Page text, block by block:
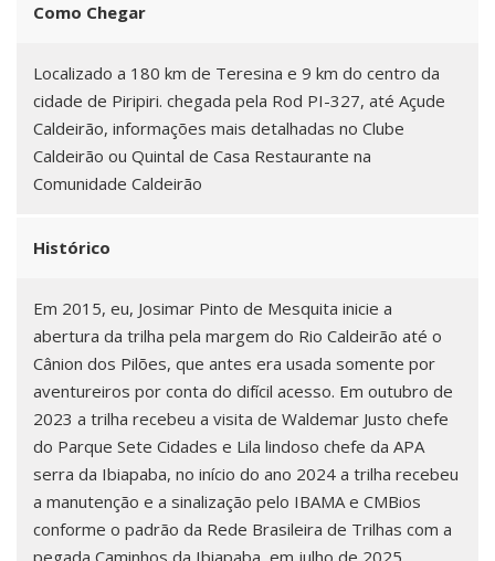
Como Chegar
Localizado a 180 km de Teresina e 9 km do centro da
cidade de Piripiri. chegada pela Rod PI-327, até Açude
Caldeirão, informações mais detalhadas no Clube
Caldeirão ou Quintal de Casa Restaurante na
Comunidade Caldeirão
Histórico
Em 2015, eu, Josimar Pinto de Mesquita inicie a
abertura da trilha pela margem do Rio Caldeirão até o
Cânion dos Pilões, que antes era usada somente por
aventureiros por conta do difícil acesso. Em outubro de
2023 a trilha recebeu a visita de Waldemar Justo chefe
do Parque Sete Cidades e Lila lindoso chefe da APA
serra da Ibiapaba, no início do ano 2024 a trilha recebeu
a manutenção e a sinalização pelo IBAMA e CMBios
conforme o padrão da Rede Brasileira de Trilhas com a
pegada Caminhos da Ibiapaba, em julho de 2025